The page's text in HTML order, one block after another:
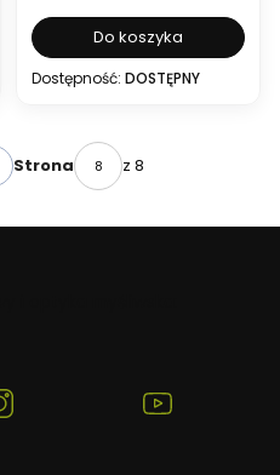
Do koszyka
Dostępność: DOSTĘPNY
strony z produktami
Strona z 8
(Otwiera
(Otwiera